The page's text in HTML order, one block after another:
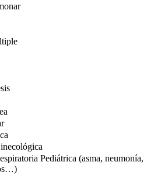
Pediátrica (asma, neumonía,